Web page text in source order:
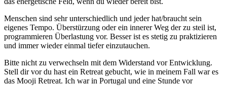
Menschen sind sehr unterschiedlich und jeder hat/braucht sein
eigenes Tempo. Überstürzung oder ein innerer Weg der zu steil ist,
programmieren Überlastung vor. Besser ist es stetig zu praktizieren
und immer wieder einmal tiefer einzutauchen.
Bitte nicht zu verwechseln mit dem Widerstand vor Entwicklung.
Stell dir vor du hast ein Retreat gebucht, wie in meinem Fall war es
das Mooji Retreat. Ich war in Portugal und eine Stunde vor